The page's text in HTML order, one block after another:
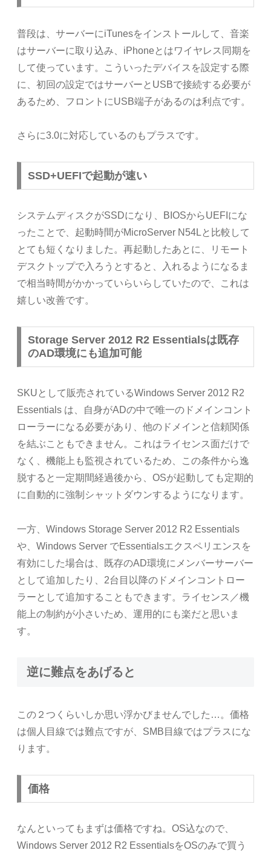
普段は、サーバーにiTunesをインストールして、音楽
はサーバーに取り込み、iPhoneとはワイヤレス同期を
して使っています。こういったデバイスを設定する際
に、初回の設定ではサーバーとUSBで接続する必要が
あるため、フロントにUSB端子があるのは利点です。
さらに3.0に対応しているのもプラスです。
SSD+UEFIで起動が速い
システムディスクがSSDになり、BIOSからUEFIにな
ったことで、起動時間がMicroServer N54Lと比較して
とても短くなりました。再起動したあとに、リモート
デスクトップで入ろうとすると、入れるようになるま
で相当時間がかかっていらいらしていたので、これは
嬉しい改善です。
Storage Server 2012 R2 Essentialsは既存
のAD環境にも追加可能
SKUとして販売されているWindows Server 2012 R2
Essentials は、自身がADの中で唯一のドメインコント
ローラーになる必要があり、他のドメインと信頼関係
を結ぶこともできません。これはライセンス面だけで
なく、機能上も監視されているため、この条件から逸
脱すると一定期間経過後から、OSが起動しても定期的
に自動的に強制シャットダウンするようになります。
一方、Windows Storage Server 2012 R2 Essentials
や、Windows Server でEssentialsエクスペリエンスを
有効にした場合は、既存のAD環境にメンバーサーバー
として追加したり、2台目以降のドメインコントロー
ラーとして追加することもできます。ライセンス／機
能上の制約が小さいため、運用的にも楽だと思いま
す。
逆に難点をあげると
この２つくらいしか思い浮かびませんでした…。価格
は個人目線では難点ですが、SMB目線ではプラスにな
ります。
価格
なんといってもまずは価格ですね。OS込なので、
Windows Server 2012 R2 EssentialsをOSのみで買う